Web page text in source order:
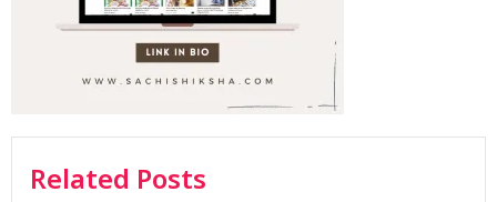
Related Posts